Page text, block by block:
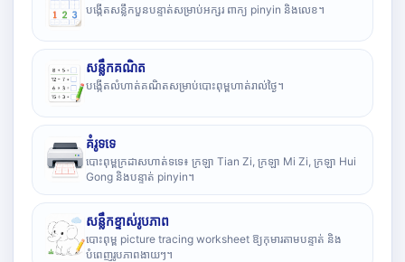
បង្កើតសន្លឹកបួនបន្ទាត់សម្រាប់អក្សរ ពាក្យ pinyin និងលេខ។
សន្លឹកគណិត
បង្កើតលំហាត់គណិតសម្រាប់បោះពុម្ពហាត់រាល់ថ្ងៃ។
គំរូទទេ
បោះពុម្ពក្រដាសហាត់ទទេ៖ ក្រឡា Tian Zi, ក្រឡា Mi Zi, ក្រឡា Hui
Gong និងបន្ទាត់ pinyin។
សន្លឹកខ្ទាស់រូបភាព
បោះពុម្ព picture tracing worksheet ឱ្យកុមារតាមបន្ទាត់ និង
បំពេញរូបភាពងាយៗ។